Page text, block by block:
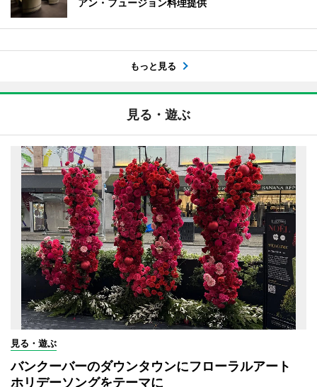
アン・フュージョン料理提供
もっと見る
見る・遊ぶ
見る・遊ぶ
バンクーバーのダウンタウンにフローラルアート
ホリデーソングをテーマに